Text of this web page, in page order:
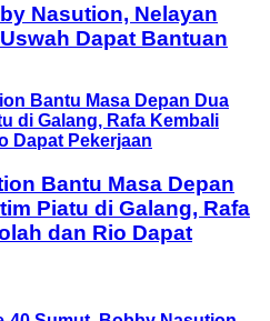
Nasution, Nelayan
Dapat Bantuan
Bantu Masa Depan
Piatu di Galang, Rafa
dan Rio Dapat